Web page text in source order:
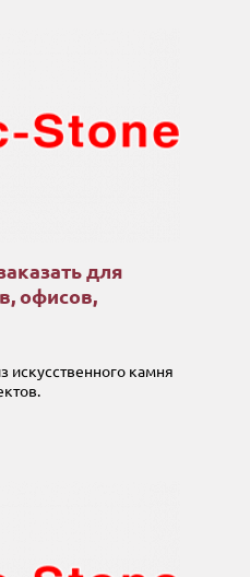
для
офисов,
искусственного камня